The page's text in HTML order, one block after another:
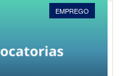
EMPREGO